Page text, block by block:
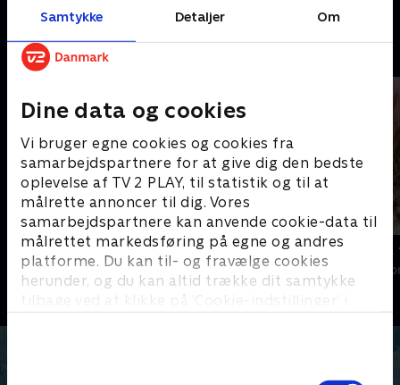
Samtykke Detaljer Om
Dine data og cookies
Vi bruger egne cookies og cookies fra
samarbejdspartnere for at give dig den bedste
oplevelse af TV 2 PLAY, til statistik og til at
målrette annoncer til dig. Vores
samarbejdspartnere kan anvende cookie-data til
målrettet markedsføring på egne og andres
platforme. Du kan til- og fravælge cookies
herunder, og du kan altid trække dit samtykke
tilbage ved at klikke på ’Cookie-indstillinger’ i
Andre så også
Zulu HK
Reality • 1 sæsoner
En fabulous
Reality • 1